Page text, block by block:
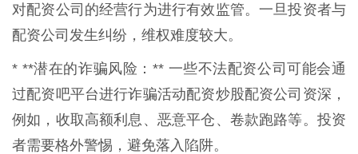
对配资公司的经营行为进行有效监管。一旦投资者与
配资公司发生纠纷，维权难度较大。
* **潜在的诈骗风险：** 一些不法配资公司可能会通
过配资吧平台进行诈骗活动配资炒股配资公司资深，
例如，收取高额利息、恶意平仓、卷款跑路等。投资
者需要格外警惕，避免落入陷阱。